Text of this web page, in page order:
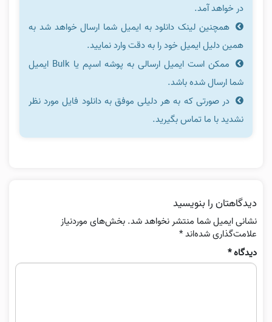
در خواهد آمد.
همچنین لینک دانلود به ایمیل شما ارسال خواهد شد به
همین دلیل ایمیل خود را به دقت وارد نمایید.
ممکن است ایمیل ارسالی به پوشه اسپم یا Bulk ایمیل
شما ارسال شده باشد.
در صورتی که به هر دلیلی موفق به دانلود فایل مورد نظر
نشدید با ما تماس بگیرید.
دیدگاهتان را بنویسید
نشانی ایمیل شما منتشر نخواهد شد. بخش‌های موردنیاز
علامت‌گذاری شده‌اند*
دیدگاه*